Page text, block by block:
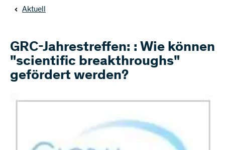
Aktuell
GRC-Jahrestreffen: : Wie können
"scientific breakthroughs"
gefördert werden?